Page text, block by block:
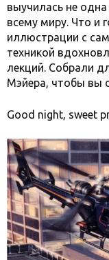
выучилась не
всему миру. Что и
иллюстрации с
техникой
лекций. Собрали
Мэйера, чтобы вы
Good night, sweet